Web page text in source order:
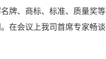
牌、商标、标准、质量奖
在会议上我司首席专家畅